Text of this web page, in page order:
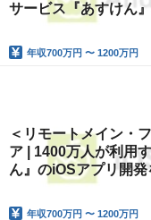
サービス『あすけん
の事業拡大に必要な
年収700万円 〜 1200万円
＜リモートメイン・
ア | 1400万人が利用
ん』のiOSアプリ開
要な機能開発をリード
年収700万円 〜 1200万円